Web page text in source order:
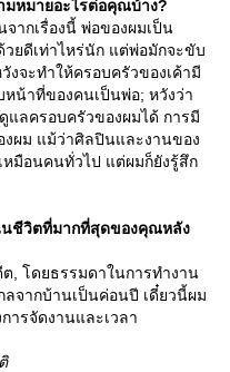
หมายอะไรต่อคุณบ้าง?
ากเรื่องนี้ พ่อของผมเป็น
วยดีเท่าไหร่นัก แต่พ่อมักจะขับ
งจะทำให้ครอบครัวของเค้ามี
น้าที่ของคนเป็นพ่อ; หวังว่า
ลครอบครัวของผมได้ การมี
งผม แม้ว่าศิลปินและงานของ
หมือนคนทั่วไป แต่ผมก็ยังรู้สึก
นชีวิตที่มากที่สุดของคุณหลัง
, โดยธรรมดาในการทำงาน
ลจากบ้านเป็นค่อนปี เดี๋ยวนี้ผม
ารจัดงานและเวลา